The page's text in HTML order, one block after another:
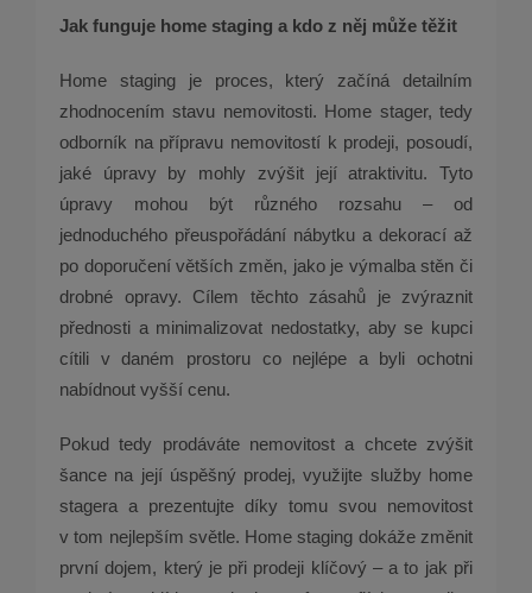
Jak funguje home staging a kdo z něj může těžit
Home staging je proces, který začíná detailním
zhodnocením stavu nemovitosti. Home stager, tedy
odborník na přípravu nemovitostí k prodeji, posoudí,
jaké úpravy by mohly zvýšit její atraktivitu. Tyto
úpravy mohou být různého rozsahu – od
jednoduchého přeuspořádání nábytku a dekorací až
po doporučení větších změn, jako je výmalba stěn či
drobné opravy. Cílem těchto zásahů je zvýraznit
přednosti a minimalizovat nedostatky, aby se kupci
cítili v daném prostoru co nejlépe a byli ochotni
nabídnout vyšší cenu.
Pokud tedy prodáváte nemovitost a chcete zvýšit
šance na její úspěšný prodej, využijte služby home
stagera a prezentujte díky tomu svou nemovitost
v tom nejlepším světle. Home staging dokáže změnit
první dojem, který je při prodeji klíčový – a to jak při